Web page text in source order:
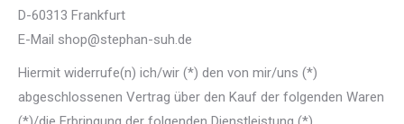
D-60313 Frankfurt
E-Mail shop@stephan-suh.de
Hiermit widerrufe(n) ich/wir (*) den von mir/uns (*)
abgeschlossenen Vertrag über den Kauf der folgenden Waren